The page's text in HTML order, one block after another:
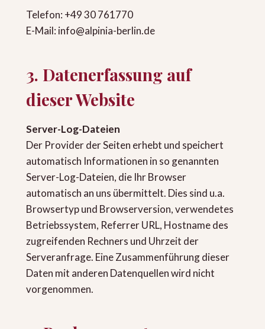
Telefon: +49 30 761770
E-Mail: info@alpinia-berlin.de
3. Datenerfassung auf
dieser Website
Server-Log-Dateien
Der Provider der Seiten erhebt und speichert
automatisch Informationen in so genannten
Server-Log-Dateien, die Ihr Browser
automatisch an uns übermittelt. Dies sind u.a.
Browsertyp und Browserversion, verwendetes
Betriebssystem, Referrer URL, Hostname des
zugreifenden Rechners und Uhrzeit der
Serveranfrage. Eine Zusammenführung dieser
Daten mit anderen Datenquellen wird nicht
vorgenommen.